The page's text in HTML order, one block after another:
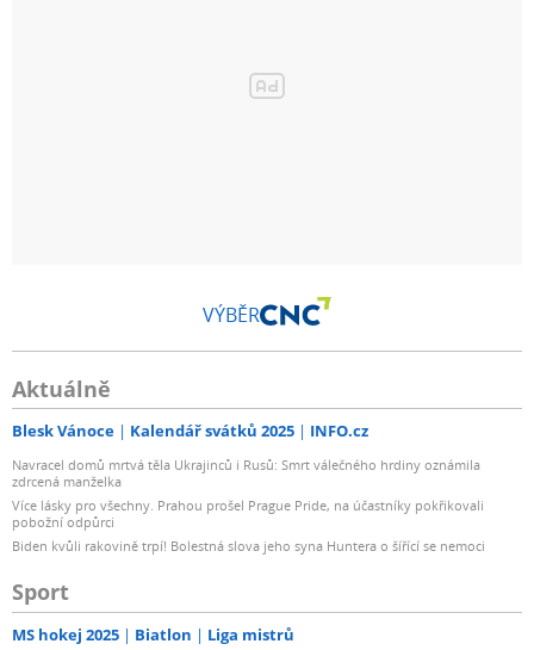
VÝBĚR
Aktuálně
Blesk Vánoce Kalendář svátků 2025 INFO.cz
Navracel domů mrtvá těla Ukrajinců i Rusů: Smrt válečného hrdiny oznámila
zdrcená manželka
Více lásky pro všechny. Prahou prošel Prague Pride, na účastníky pokřikovali
pobožní odpůrci
Biden kvůli rakovině trpí! Bolestná slova jeho syna Huntera o šířící se nemoci
Sport
MS hokej 2025 Biatlon Liga mistrů